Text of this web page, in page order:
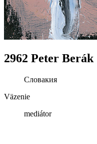
2962 Peter Berák
Словакия
Väzenie
mediátor